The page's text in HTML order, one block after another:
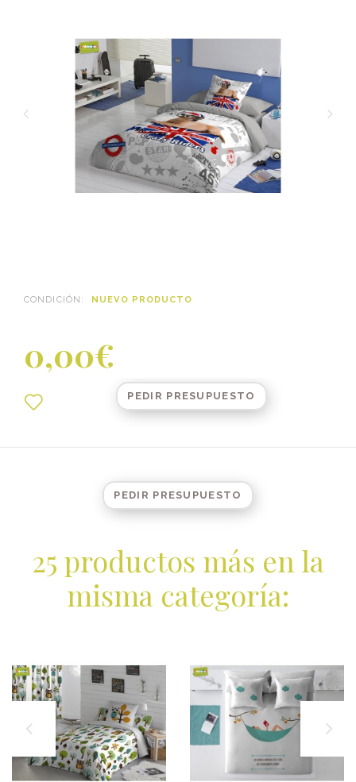
CONDICIÓN: NUEVO PRODUCTO
0,00€
PEDIR PRESUPUESTO
PEDIR PRESUPUESTO
25 productos más en la
misma categoría: